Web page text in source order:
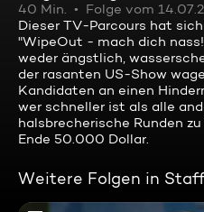
40 Min. Folge vom
Dieser TV-Parcours hat
"WipeOut - mach dich
weder ängstlich,
der rasanten US-Show
Kandidaten an einen
wer schneller ist als alle
halsbrecherische Runden
Ende 50.000 Dollar.
Weitere Folgen in